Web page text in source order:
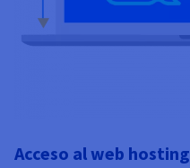
Acceso al web hosting